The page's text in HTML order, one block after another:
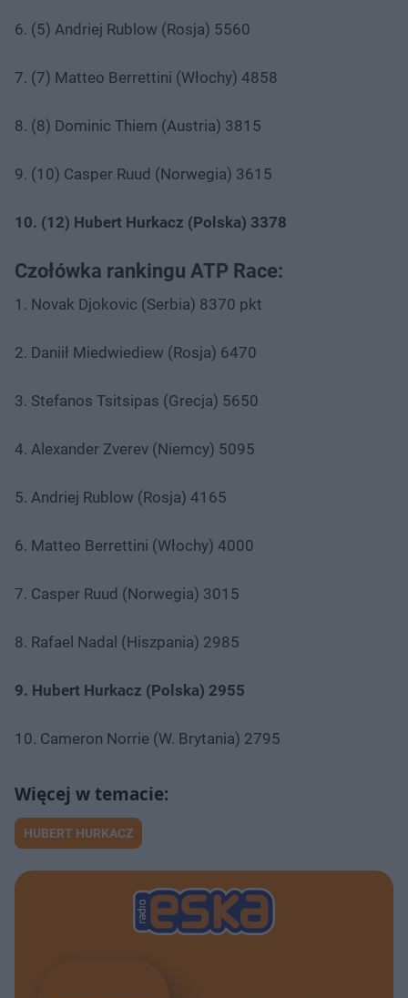
6. (5) Andriej Rublow (Rosja) 5560
7. (7) Matteo Berrettini (Włochy) 4858
8. (8) Dominic Thiem (Austria) 3815
9. (10) Casper Ruud (Norwegia) 3615
10. (12) Hubert Hurkacz (Polska) 3378
Czołówka rankingu ATP Race:
1. Novak Djokovic (Serbia) 8370 pkt
2. Daniił Miedwiediew (Rosja) 6470
3. Stefanos Tsitsipas (Grecja) 5650
4. Alexander Zverev (Niemcy) 5095
5. Andriej Rublow (Rosja) 4165
6. Matteo Berrettini (Włochy) 4000
7. Casper Ruud (Norwegia) 3015
8. Rafael Nadal (Hiszpania) 2985
9. Hubert Hurkacz (Polska) 2955
10. Cameron Norrie (W. Brytania) 2795
HUBERT HURKACZ